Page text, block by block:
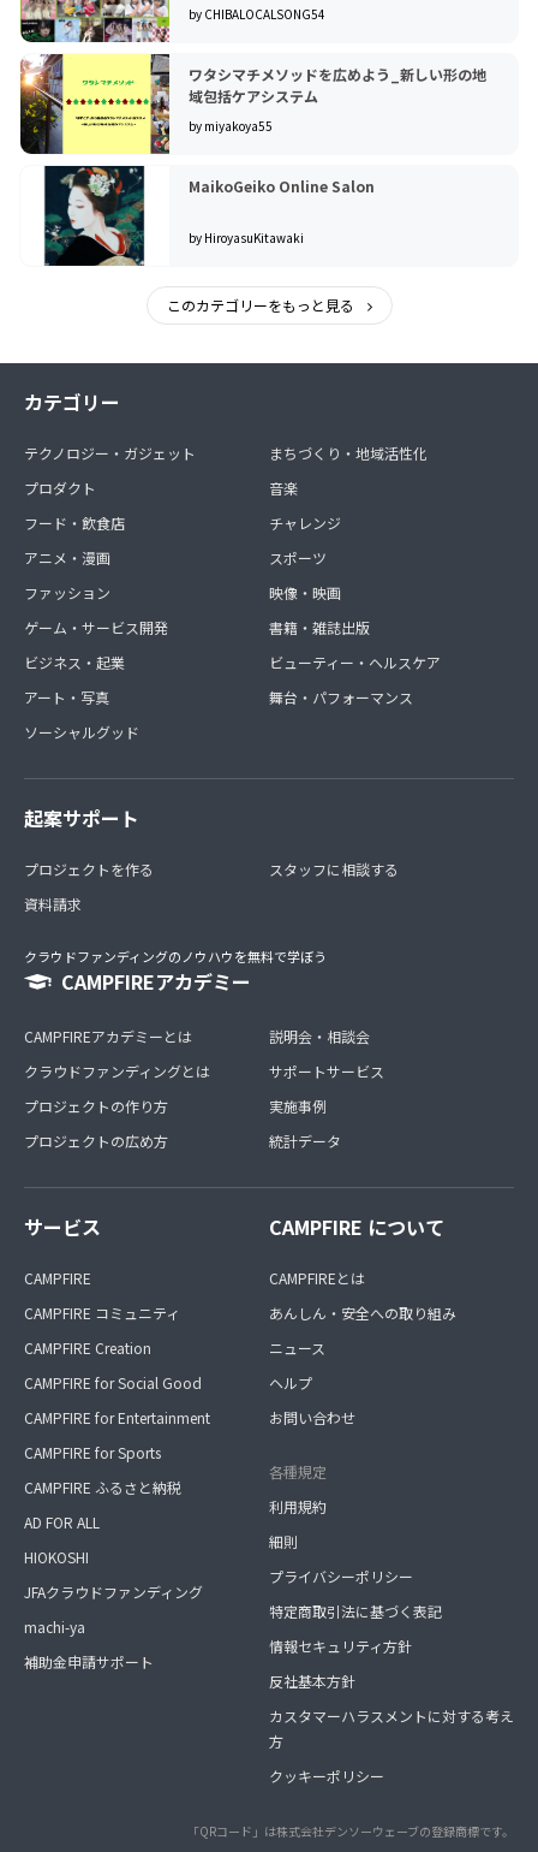
by CHIBALOCALSONG54
ワタシマチメソッドを広めよう_新しい形の地
域包括ケアシステム
by miyakoya55
MaikoGeiko Online Salon
by HiroyasuKitawaki
このカテゴリーをもっと見る
カテゴリー
テクノロジー・ガジェット
プロダクト
フード・飲食店
アニメ・漫画
ファッション
ゲーム・サービス開発
ビジネス・起業
アート・写真
ソーシャルグッド
まちづくり・地域活性化
音楽
チャレンジ
スポーツ
映像・映画
書籍・雑誌出版
ビューティー・ヘルスケア
舞台・パフォーマンス
起案サポート
プロジェクトを作る
資料請求
スタッフに相談する
クラウドファンディングのノウハウを無料で学ぼう
CAMPFIREアカデミー
CAMPFIREアカデミーとは
クラウドファンディングとは
プロジェクトの作り方
プロジェクトの広め方
説明会・相談会
サポートサービス
実施事例
統計データ
サービス
CAMPFIRE
CAMPFIRE コミュニティ
CAMPFIRE Creation
CAMPFIRE for Social Good
CAMPFIRE for Entertainment
CAMPFIRE for Sports
CAMPFIRE ふるさと納税
AD FOR ALL
HIOKOSHI
JFAクラウドファンディング
machi-ya
補助金申請サポート
CAMPFIRE について
CAMPFIREとは
あんしん・安全への取り組み
ニュース
ヘルプ
お問い合わせ
各種規定
利用規約
細則
プライバシーポリシー
特定商取引法に基づく表記
情報セキュリティ方針
反社基本方針
カスタマーハラスメントに対する考え
方
クッキーポリシー
「QRコード」は株式会社デンソーウェーブの登録商標です。